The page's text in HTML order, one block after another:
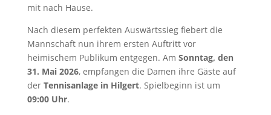
mit nach Hause.
Nach diesem perfekten Auswärtssieg fiebert die
Mannschaft nun ihrem ersten Auftritt vor
heimischem Publikum entgegen. Am Sonntag, den
31. Mai 2026, empfangen die Damen ihre Gäste auf
der Tennisanlage in Hilgert. Spielbeginn ist um
09:00 Uhr.